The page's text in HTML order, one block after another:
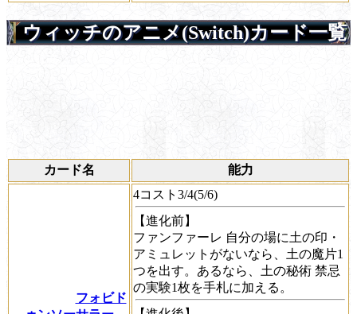
ウィッチのアニメ(Switch)カード一覧
カード名 能力
フォビド
4コスト3/4(5/6)
【進化前】
ファンファーレ 自分の場に土の印・
アミュレットがないなら、土の魔片1
つを出す。あるなら、 土の秘術 禁忌
の実験1枚を手札に加える。